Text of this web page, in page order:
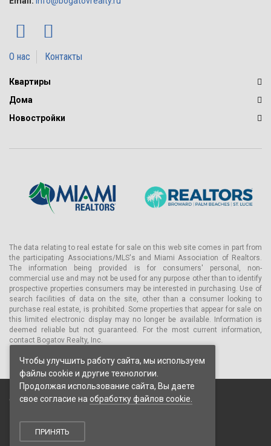
О нас Контакты
Квартиры
Дома
Новостройки
The data relating to real estate for sale on this web site comes in part from
the participating Associations/MLS's and Miami Association of Realtors.
The information being provided is for consumers' personal, non-
commercial use and may not be used for any purpose other than to identify
prospective properties consumers may be interested in purchasing. Use of
search facilities of data on the site, other than a consumer looking to
purchase real estate, is prohibited. Some properties that appear for sale on
this limited electronic display may no longer be available. Information is
deemed reliable but not guaranteed. For the most current information,
contact Bogatov Realty, Inc.
Чтобы улучшить работу сайта, мы используем
файлы cookie и другие технологии.
Продолжая использование сайта, Вы даете
свое согласие на обработку файлов cookie.
ПРИНЯТЬ
© 2026 Bogatov Realty Inc. Все права защищены.
Политика конфиденциальности
Политика обработки cookie